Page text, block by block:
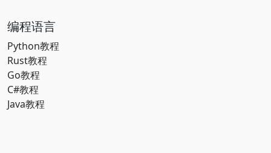
编程语言
Python教程
Rust教程
Go教程
C#教程
Java教程